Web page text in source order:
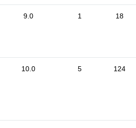
9.0 1 18
10.0 5 124